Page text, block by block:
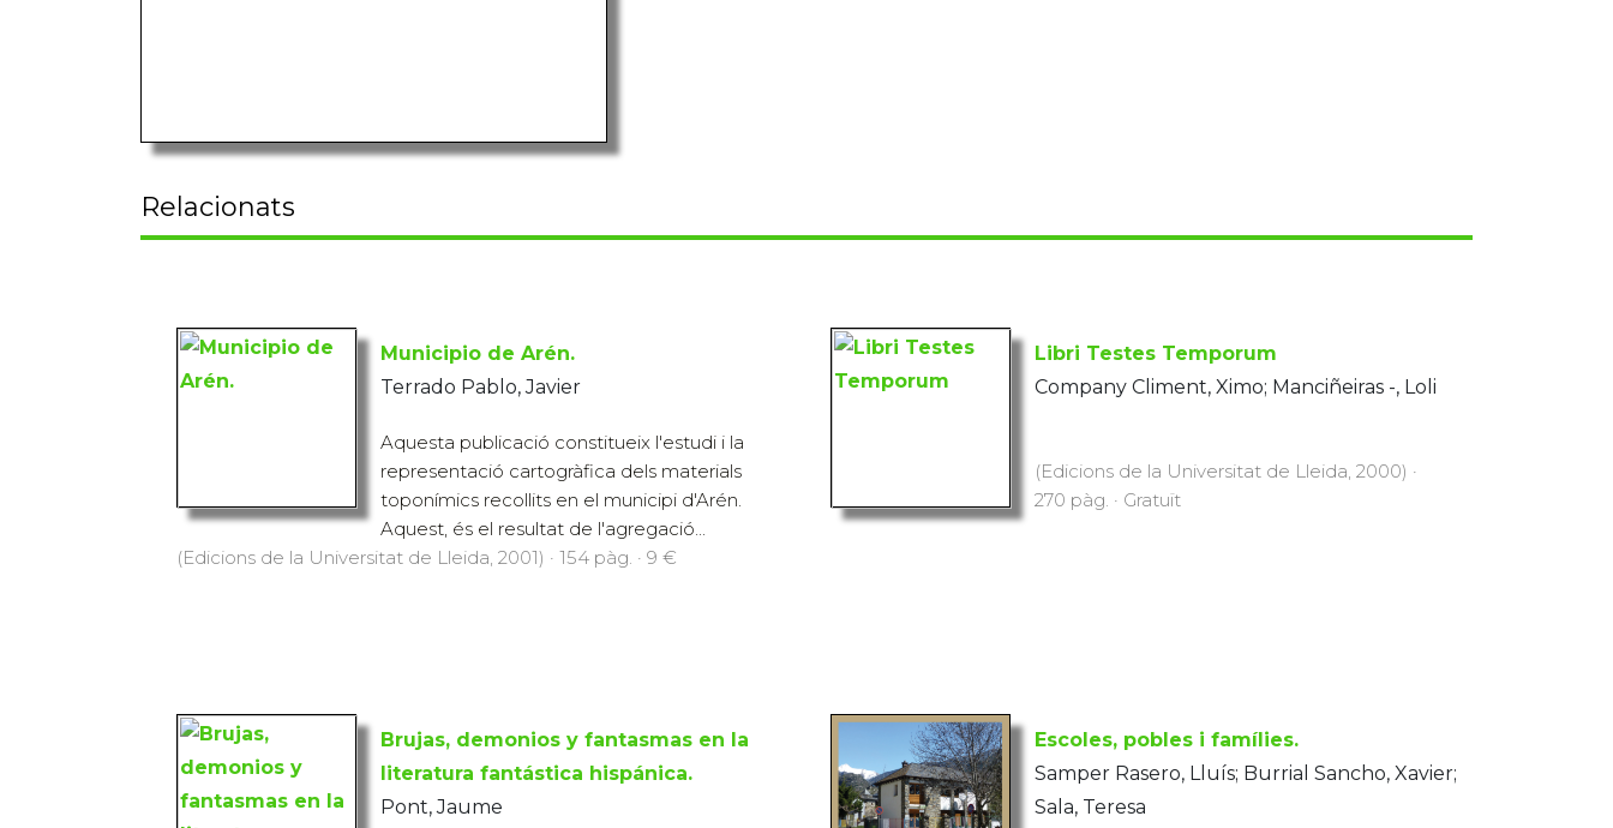
Relacionats
Municipio de Arén.
Terrado Pablo, Javier
Aquesta publicació constitueix l'estudi i la
representació cartogràfica dels materials
toponímics recollits en el municipi d'Arén.
Aquest, és el resultat de l'agregació...
(Edicions de la Universitat de Lleida, 2001) · 154 pàg. · 9 €
Libri Testes Temporum
Company Climent, Ximo; Manciñeiras -, Loli
(Edicions de la Universitat de Lleida, 2000) ·
270 pàg. · Gratuït
Brujas, demonios y fantasmas en la
literatura fantástica hispánica.
Pont, Jaume
Escoles, pobles i famílies.
Samper Rasero, Lluís; Burrial Sancho, Xavier;
Sala, Teresa